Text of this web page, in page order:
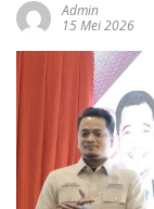
Admin
15 Mei 2026